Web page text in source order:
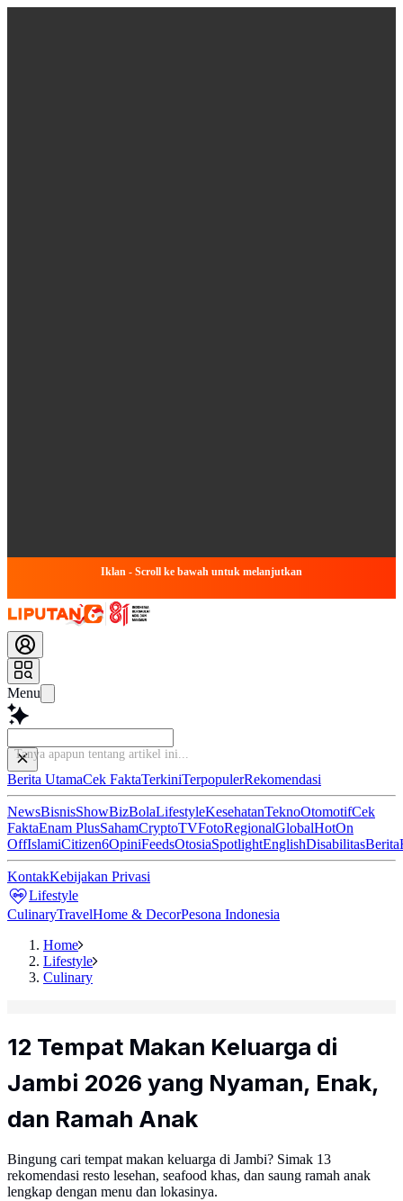
Iklan - Scroll ke bawah untuk melanjutkan
Menu
Tanya apapun tent
Berita UtamaCek FaktaTerkiniTerpopulerRekomendasi
NewsBisnisShowBizBolaLifestyleKesehatanTeknoOtomotifCek
FaktaEnam PlusSahamCryptoTVFotoRegionalGlobalHotOn
OffIslamiCitizen6OpiniFeedsOtosiaSpotlightEnglishDisabilitasBerita
KontakKebijakan Privasi
Lifestyle
CulinaryTravelHome & DecorPesona Indonesia
Home
Lifestyle
Culinary
12 Tempat Makan Keluarga di
Jambi 2026 yang Nyaman, Enak,
dan Ramah Anak
Bingung cari tempat makan keluarga di Jambi? Simak 13
rekomendasi resto lesehan, seafood khas, dan saung ramah anak
lengkap dengan menu dan lokasinya.